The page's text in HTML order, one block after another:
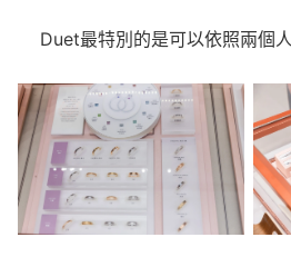
Duet最特別的是可以依照兩個